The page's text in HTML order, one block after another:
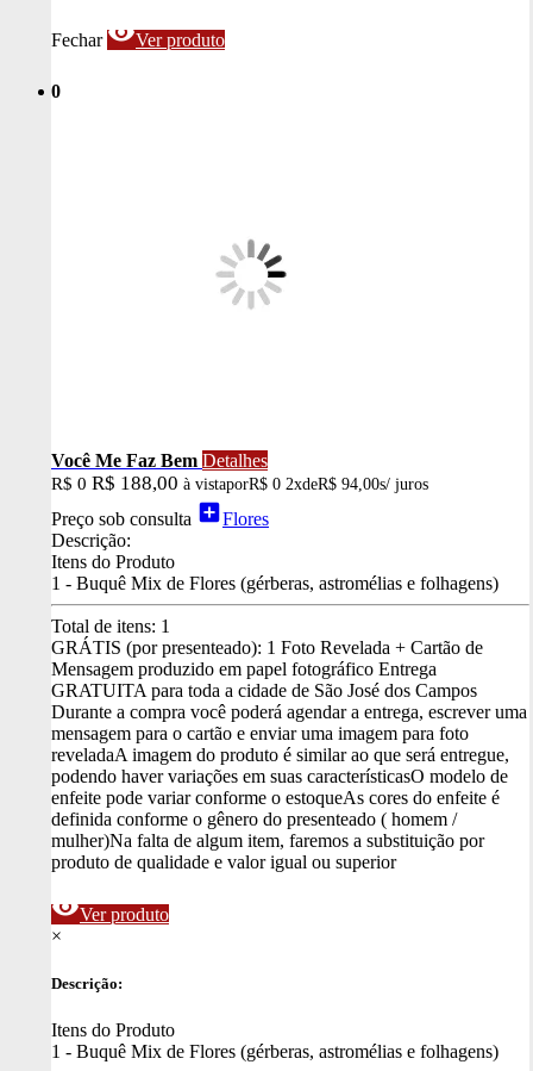
Fechar visibilityVer produto
0
Você Me Faz Bem Detalhes
R$ 0 R$ 188,00 à vistaporR$ 0 2xdeR$ 94,00s/ juros
Preço sob consulta add_boxFlores
Descrição:
Itens do Produto
1 - Buquê Mix de Flores (gérberas, astromélias e folhagens)
Total de itens: 1
GRÁTIS (por presenteado): 1 Foto Revelada + Cartão de
Mensagem produzido em papel fotográfico Entrega
GRATUITA para toda a cidade de São José dos Campos
Durante a compra você poderá agendar a entrega, escrever uma
mensagem para o cartão e enviar uma imagem para foto
reveladaA imagem do produto é similar ao que será entregue,
podendo haver variações em suas característicasO modelo de
enfeite pode variar conforme o estoqueAs cores do enfeite é
definida conforme o gênero do presenteado ( homem /
mulher)Na falta de algum item, faremos a substituição por
produto de qualidade e valor igual ou superior
visibilityVer produto
×
Descrição:
Itens do Produto
1 - Buquê Mix de Flores (gérberas, astromélias e folhagens)